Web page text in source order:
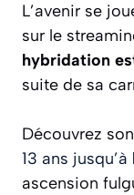
L’avenir se
sur le
hybridation
suite de sa
Découvrez
13 ans jusqu’à
ascension